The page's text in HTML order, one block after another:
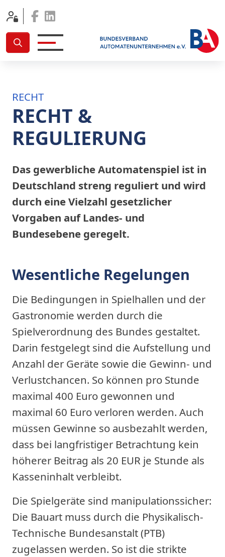
Facebook
RECHT
RECHT &
REGULIERUNG
Das gewerbliche Automatenspiel ist in
Deutschland streng reguliert und wird
durch eine Vielzahl gesetzlicher
Vorgaben auf Landes- und
Bundesebene geregelt.
Wesentliche Regelungen
Die Bedingungen in Spielhallen und der
Gastronomie werden durch die
Spielverordnung des Bundes gestaltet.
Darin festgelegt sind die Aufstellung und
Anzahl der Geräte sowie die Gewinn- und
Verlustchancen. So können pro Stunde
maximal 400 Euro gewonnen und
maximal 60 Euro verloren werden. Auch
müssen Gewinne so ausbezahlt werden,
dass bei langfristiger Betrachtung kein
höherer Beitrag als 20 EUR je Stunde als
Kasseninhalt verbleibt.
Die Spielgeräte sind manipulationssicher:
Die Bauart muss durch die Physikalisch-
Technische Bundesanstalt (PTB)
zugelassen werden. So ist die strikte